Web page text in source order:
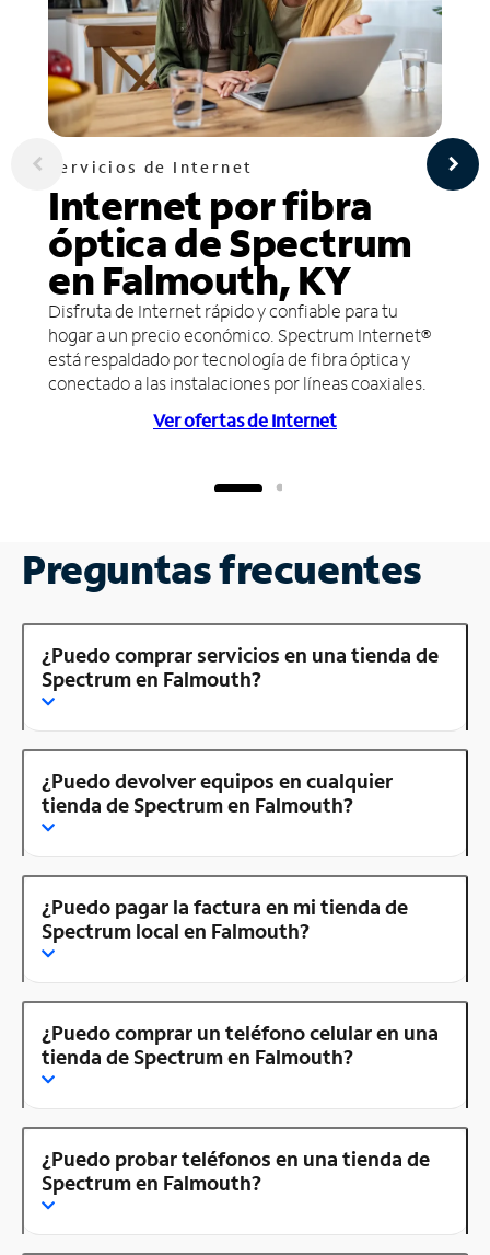
Servicios de Internet
Internet por fibra
óptica de Spectrum
en Falmouth, KY
Disfruta de Internet rápido y confiable para tu
hogar a un precio económico. Spectrum Internet®
está respaldado por tecnología de fibra óptica y
conectado a las instalaciones por líneas coaxiales.
Ver ofertas de Internet
Preguntas frecuentes
¿Puedo comprar servicios en una tienda de
Spectrum en Falmouth?
¿Puedo devolver equipos en cualquier
tienda de Spectrum en Falmouth?
¿Puedo pagar la factura en mi tienda de
Spectrum local en Falmouth?
¿Puedo comprar un teléfono celular en una
tienda de Spectrum en Falmouth?
¿Puedo probar teléfonos en una tienda de
Spectrum en Falmouth?